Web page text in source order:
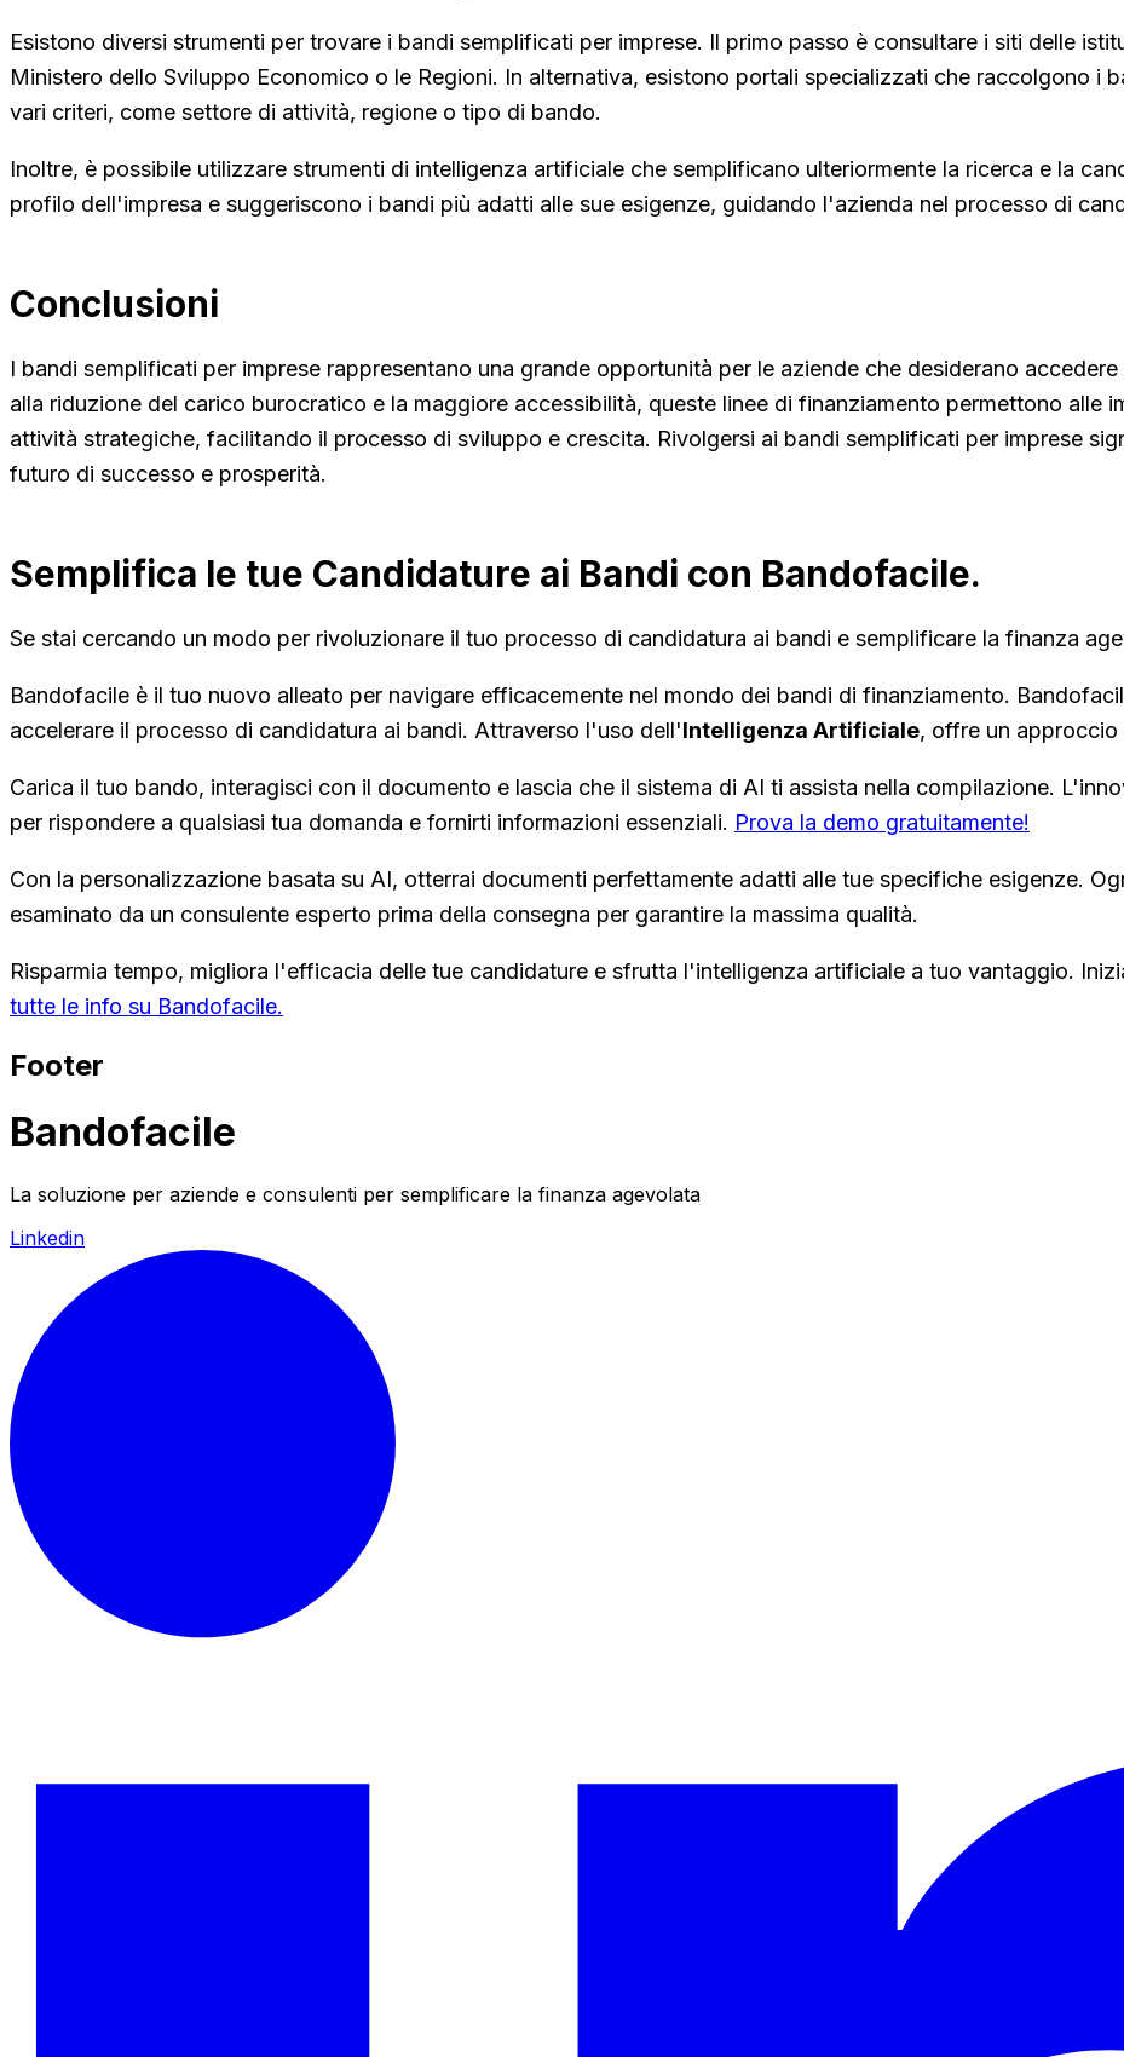
Esistono diversi strumenti per trovare i bandi semplificati per imprese. Il primo passo è consultare i siti delle
Ministero dello Sviluppo Economico o le Regioni. In alternativa, esistono portali specializzati che raccolgono i
vari criteri, come settore di attività, regione o tipo di bando.
Inoltre, è possibile utilizzare strumenti di intelligenza artificiale che semplificano ulteriormente la ricerca e la
profilo dell'impresa e suggeriscono i bandi più adatti alle sue esigenze, guidando l'azienda nel processo di
Conclusioni
I bandi semplificati per imprese rappresentano una grande opportunità per le aziende che desiderano
alla riduzione del carico burocratico e la maggiore accessibilità, queste linee di finanziamento permettono alle
attività strategiche, facilitando il processo di sviluppo e crescita. Rivolgersi ai bandi semplificati per imprese
futuro di successo e prosperità.
Semplifica le tue Candidature ai Bandi con Bandofacile.
Se stai cercando un modo per rivoluzionare il tuo processo di candidatura ai bandi e semplificare la finanza
Bandofacile è il tuo nuovo alleato per navigare efficacemente nel mondo dei bandi di finanziamento.
accelerare il processo di candidatura ai bandi. Attraverso l'uso dell'Intelligenza Artificiale, offre un approccio
Carica il tuo bando, interagisci con il documento e lascia che il sistema di AI ti assista nella compilazione.
per rispondere a qualsiasi tua domanda e fornirti informazioni essenziali. Prova la demo gratuitamente!
Con la personalizzazione basata su AI, otterrai documenti perfettamente adatti alle tue specifiche esigenze.
esaminato da un consulente esperto prima della consegna per garantire la massima qualità.
Risparmia tempo, migliora l'efficacia delle tue candidature e sfrutta l'intelligenza artificiale a tuo vantaggio.
tutte le info su Bandofacile.
Footer
Bandofacile
La soluzione per aziende e consulenti per semplificare la finanza agevolata
Linkedin